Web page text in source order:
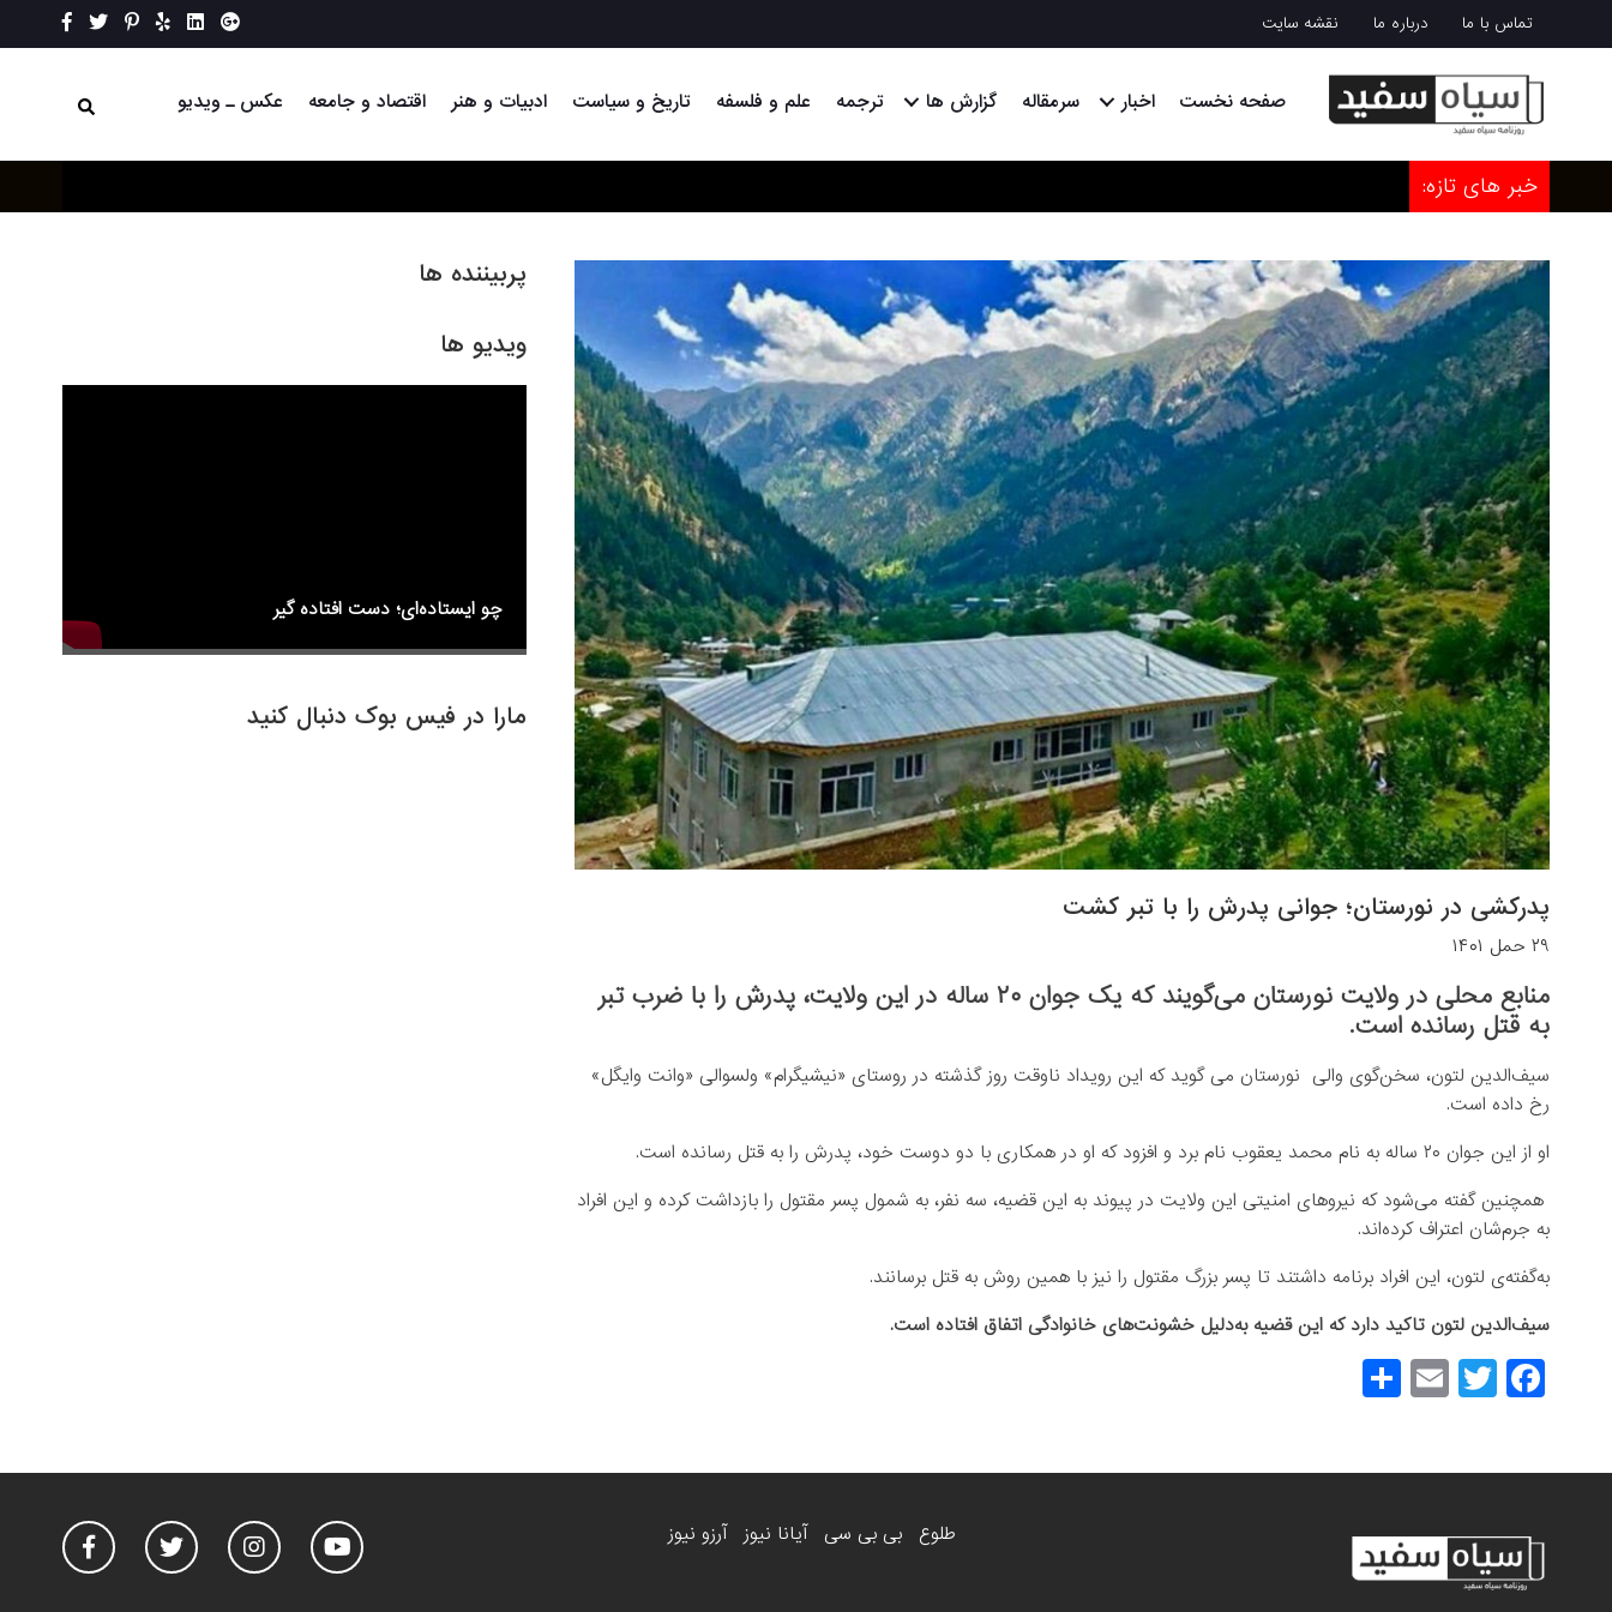
تماس با ما درباره ما نقشه سایت
صفحه نخست اخبار سرمقاله گزارش ها ترجمه علم و فلسفه تاریخ و سیاست ادبیات و هنر اقتصاد و جامعه عکس ـ ویدیو
خبر های تازه:
پربیننده ها
ویدیو ها
چو ایستاده‌ای؛ دست افتاده گیر
مارا در فیس بوک دنبال کنید
پدرکشی در نورستان؛ جوانی پدرش را با تبر کشت
۲۹ حمل ۱۴۰۱
منابع محلی در ولایت نورستان می‌گویند که یک جوان ۲۰ ساله در این ولایت، پدرش را با ضرب تبر
به قتل رسانده است.
سیف‌الدین لتون، سخن‌گوی والی نورستان می گوید که این رویداد ناوقت روز گذشته در روستای «نیشیگرام» ولسوالی «وانت وایگل»
رخ داده است.
او از این جوان ۲۰ ساله به نام محمد یعقوب نام برد و افزود که او در همکاری با دو دوست خود، پدرش را به قتل رسانده است.
همچنین گفته می‌شود که نیروهای امنیتی این ولایت در پیوند به این قضیه، سه نفر، به شمول پسر مقتول را بازداشت کرده و این افراد
به جرم‌شان اعتراف کرده‌اند.
به‌گفته‌ی لتون، این افراد برنامه داشتند تا پسر بزرگ مقتول را نیز با همین روش به قتل برسانند.
سیف‌الدین لتون تاکید دارد که این قضیه به‌دلیل خشونت‌های خانوادگی اتفاق افتاده است.
F
a
e
b
o
T
wi
er
E
m
e
طلوع بی بی سی آیانا نیوز آرزو نیوز